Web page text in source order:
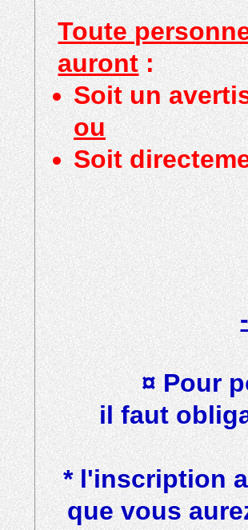
Toute
auront:
Soit un
ou
Soit
¤ Pour
il faut
* l'inscription
que vous